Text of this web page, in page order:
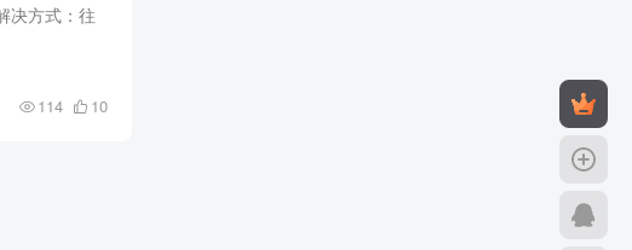
决方式：往
114 10